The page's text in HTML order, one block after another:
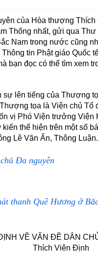
của Hòa thượng
Thống nhất, gửi qua
Nam trong nước cũng
tin Phật giáo Quốc
bạn đọc có thể tìm xem
sự lên tiếng của Thượng
tọa là Viện chủ
vị Phó Viện trưởng
thể hiện trên một số
Lê Văn Ấn, Thông Luận.
Ða nguyên
thanh Quê Hương ở
VỀ VẤN ÐỀ DÂN
Thích Viên Ðịnh